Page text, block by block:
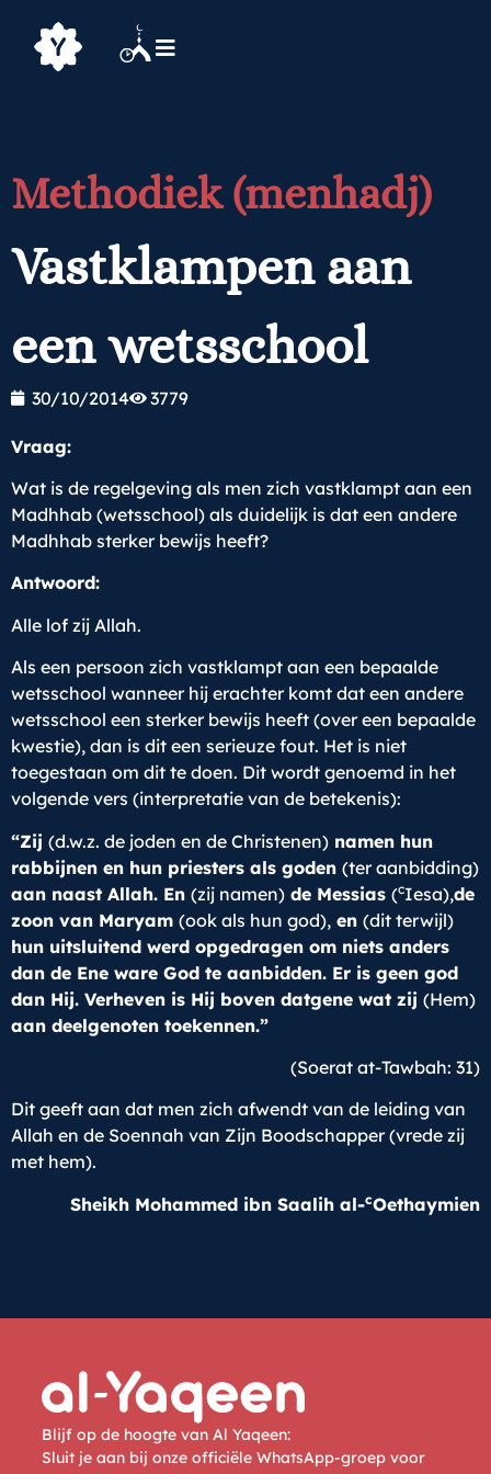
Methodiek (menhadj)
Vastklampen aan
een wetsschool
30/10/2014 3779
Vraag:
Wat is de regelgeving als men zich vastklampt aan een
Madhhab (wetsschool) als duidelijk is dat een andere
Madhhab sterker bewijs heeft?
Antwoord:
Alle lof zij Allah.
Als een persoon zich vastklampt aan een bepaalde
wetsschool wanneer hij erachter komt dat een andere
wetsschool een sterker bewijs heeft (over een bepaalde
kwestie), dan is dit een serieuze fout. Het is niet
toegestaan om dit te doen. Dit wordt genoemd in het
volgende vers (interpretatie van de betekenis):
“Zij (d.w.z. de joden en de Christenen) namen hun
rabbijnen en hun priesters als goden (ter aanbidding)
aan naast Allah. En (zij namen) de Messias (cIesa),de
zoon van Maryam (ook als hun god), en (dit terwijl)
hun uitsluitend werd opgedragen om niets anders
dan de Ene ware God te aanbidden. Er is geen god
dan Hij. Verheven is Hij boven datgene wat zij (Hem)
aan deelgenoten toekennen.”
(Soerat at-Tawbah: 31)
Dit geeft aan dat men zich afwendt van de leiding van
Allah en de Soennah van Zijn Boodschapper (vrede zij
met hem).
Sheikh Mohammed ibn Saalih al-cOethaymien
Blijf op de hoogte van Al Yaqeen:
Sluit je aan bij onze officiële WhatsApp-groep voor